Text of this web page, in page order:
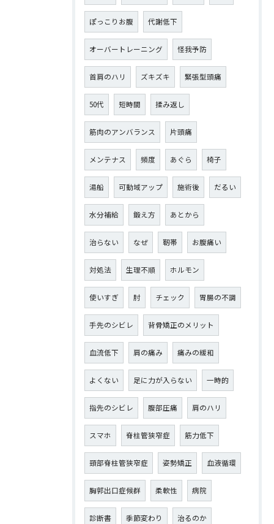
ぽっこりお腹 代謝低下
オーバートレーニング 怪我予防
首肩のハリ ズキズキ 緊張型頭痛
50代 短時間 揉み返し
筋肉のアンバランス 片頭痛
メンテナス 頻度 あぐら 椅子
湯船 可動域アップ 施術後 だるい
水分補給 鍛え方 あとから
治らない なぜ 靭帯 お腹痛い
対処法 生理不順 ホルモン
使いすぎ 肘 チェック 胃腸の不調
手先のシビレ 背骨矯正のメリット
血流低下 肩の痛み 痛みの緩和
よくない 足に力が入らない 一時的
指先のシビレ 腹部圧痛 肩のハリ
スマホ 脊柱管狭窄症 筋力低下
頸部脊柱管狭窄症 姿勢矯正 血液循環
胸郭出口症候群 柔軟性 病院
診断書 季節変わり 治るのか